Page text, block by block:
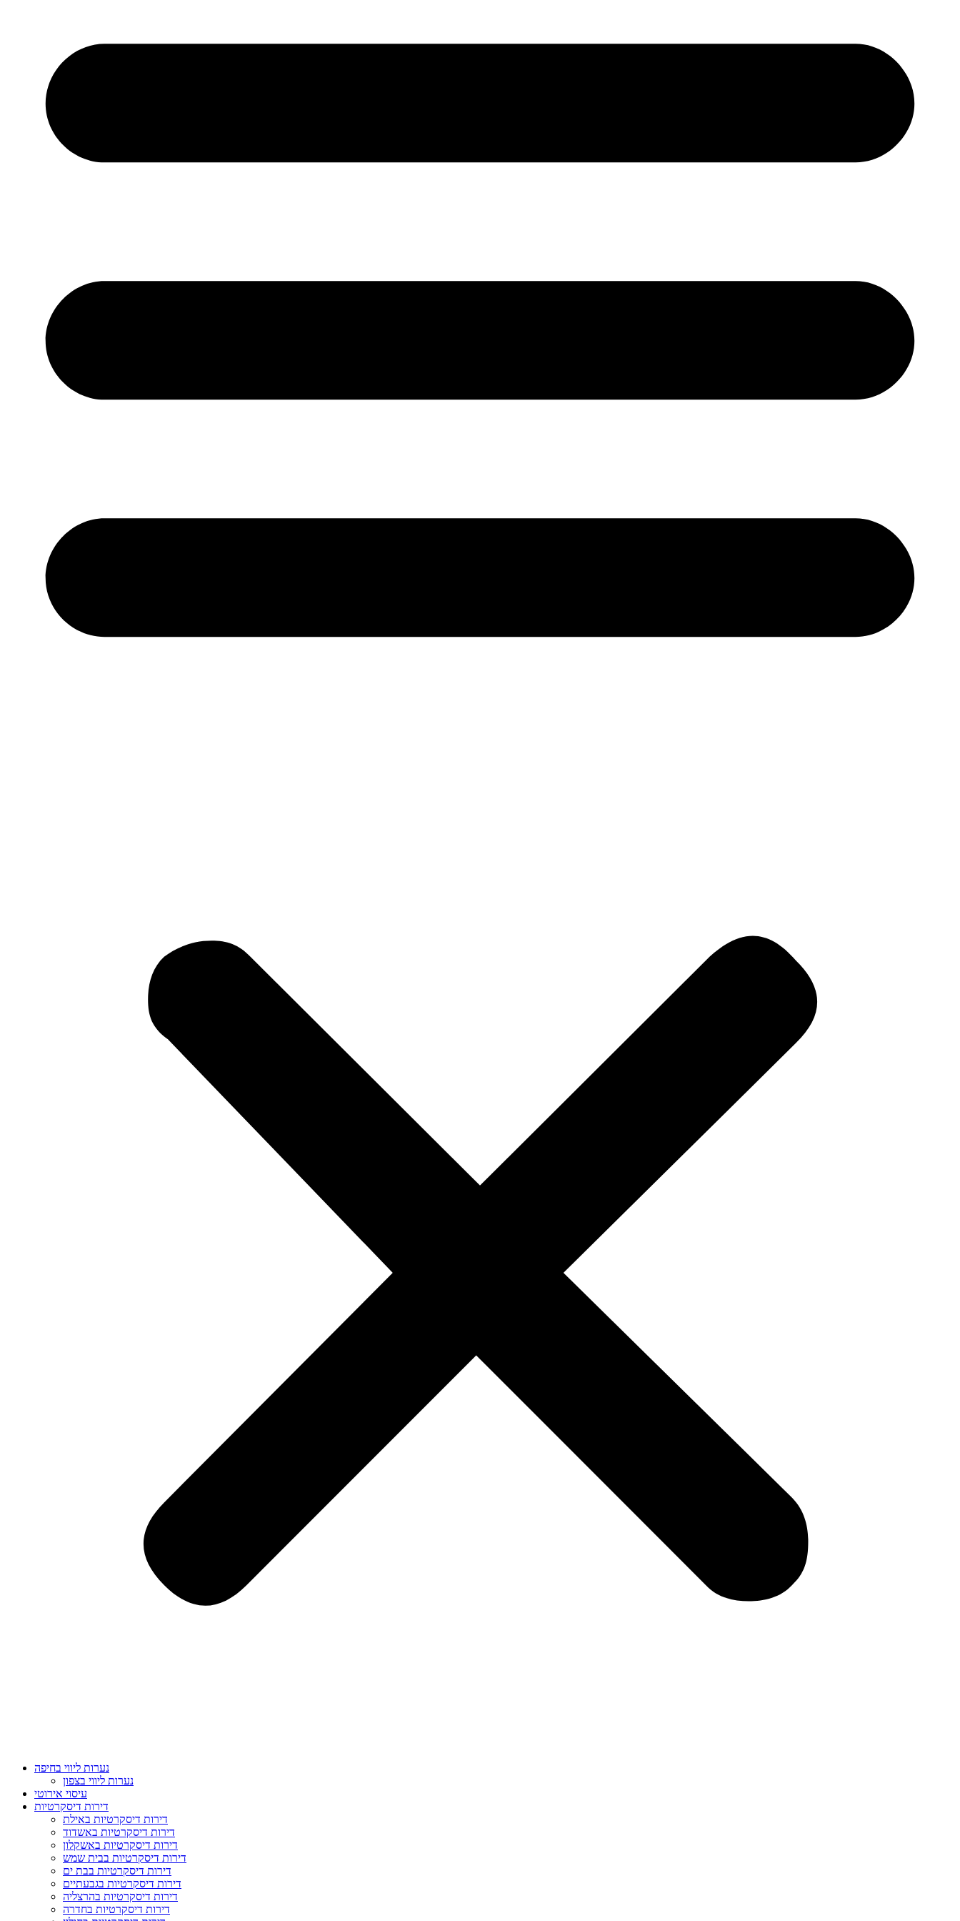
נערות ליווי בחיפה
נערות ליווי בצפון
עיסוי אירוטי
דירות דיסקרטיות
דירות דיסקרטיות באילת
דירות דיסקרטיות באשדוד
דירות דיסקרטיות באשקלון
דירות דיסקרטיות בבית שמש
דירות דיסקרטיות בבת ים
דירות דיסקרטיות בגבעתיים
דירות דיסקרטיות בהרצליה
דירות דיסקרטיות בחדרה